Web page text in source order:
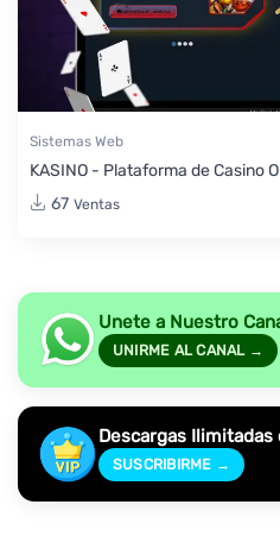
Sistemas Web
KASINO - Plataforma de Casino
67 Ventas
Unete a Nuestro
UNIRME AL CANAL →
Descargas Ilimitadas
SUSCRIBIRME →